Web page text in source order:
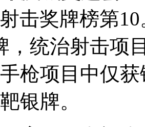
射击奖牌榜第
，统治射击项
枪项目中仅
银牌。